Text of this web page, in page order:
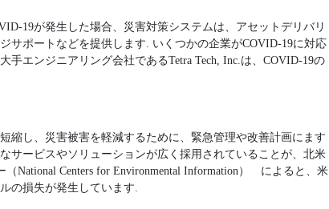
19が発生した場合、災害対策システムは、アセットデリバリ
サポートなどを提供します. いくつかの企業がCOVID-19に対応
エンジニアリング会社であるTetra Tech, Inc.は、COVID-19の
縮し、災害被害を軽減するために、緊急管理や改善計画にます
サービスやソリューションが広く採用されていることが、北米
National Centers for Environmental Information） によると、米
の損失が発生しています.